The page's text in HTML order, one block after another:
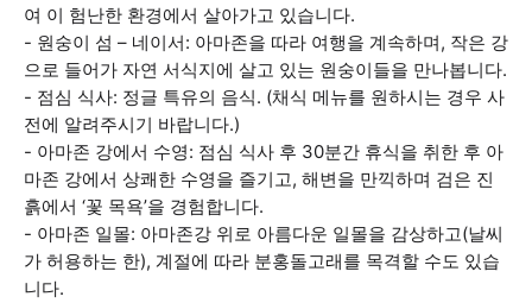
여 이 험난한 환경에서 살아가고 있습니다.
- 원숭이 섬 – 네이서: 아마존을 따라 여행을 계속하며, 작은 강
으로 들어가 자연 서식지에 살고 있는 원숭이들을 만나봅니다.
- 점심 식사: 정글 특유의 음식. (채식 메뉴를 원하시는 경우 사
전에 알려주시기 바랍니다.)
- 아마존 강에서 수영: 점심 식사 후 30분간 휴식을 취한 후 아
마존 강에서 상쾌한 수영을 즐기고, 해변을 만끽하며 검은 진
흙에서 ‘꽃 목욕’을 경험합니다.
- 아마존 일몰: 아마존강 위로 아름다운 일몰을 감상하고(날씨
가 허용하는 한), 계절에 따라 분홍돌고래를 목격할 수도 있습
니다.